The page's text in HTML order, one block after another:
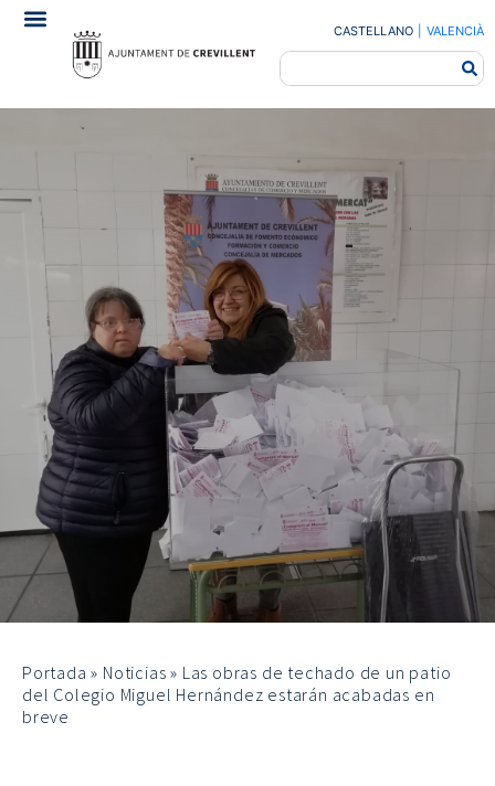
CASTELLANO VALENCIÀ
Portada » Noticias » Las obras de techado de un patio
del Colegio Miguel Hernández estarán acabadas en
breve